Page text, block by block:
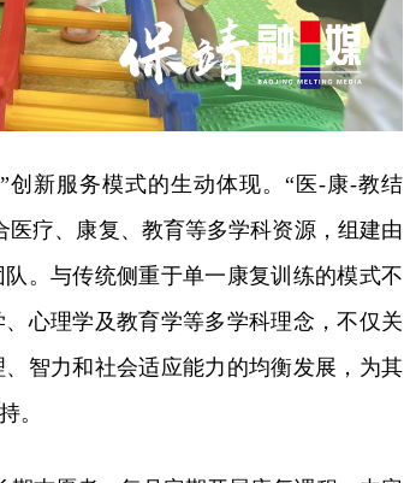
新服务模式的生动体现。“医-康-教结
疗、康复、教育等多学科资源，组建由
。与传统侧重于单一康复训练的模式不
心理学及教育学等多学科理念，不仅关
智力和社会适应能力的均衡发展，为其
。